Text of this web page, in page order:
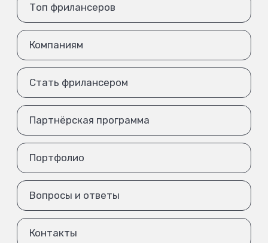
Топ фрилансеров
Компаниям
Стать фрилансером
Партнёрская программа
Портфолио
Вопросы и ответы
Контакты